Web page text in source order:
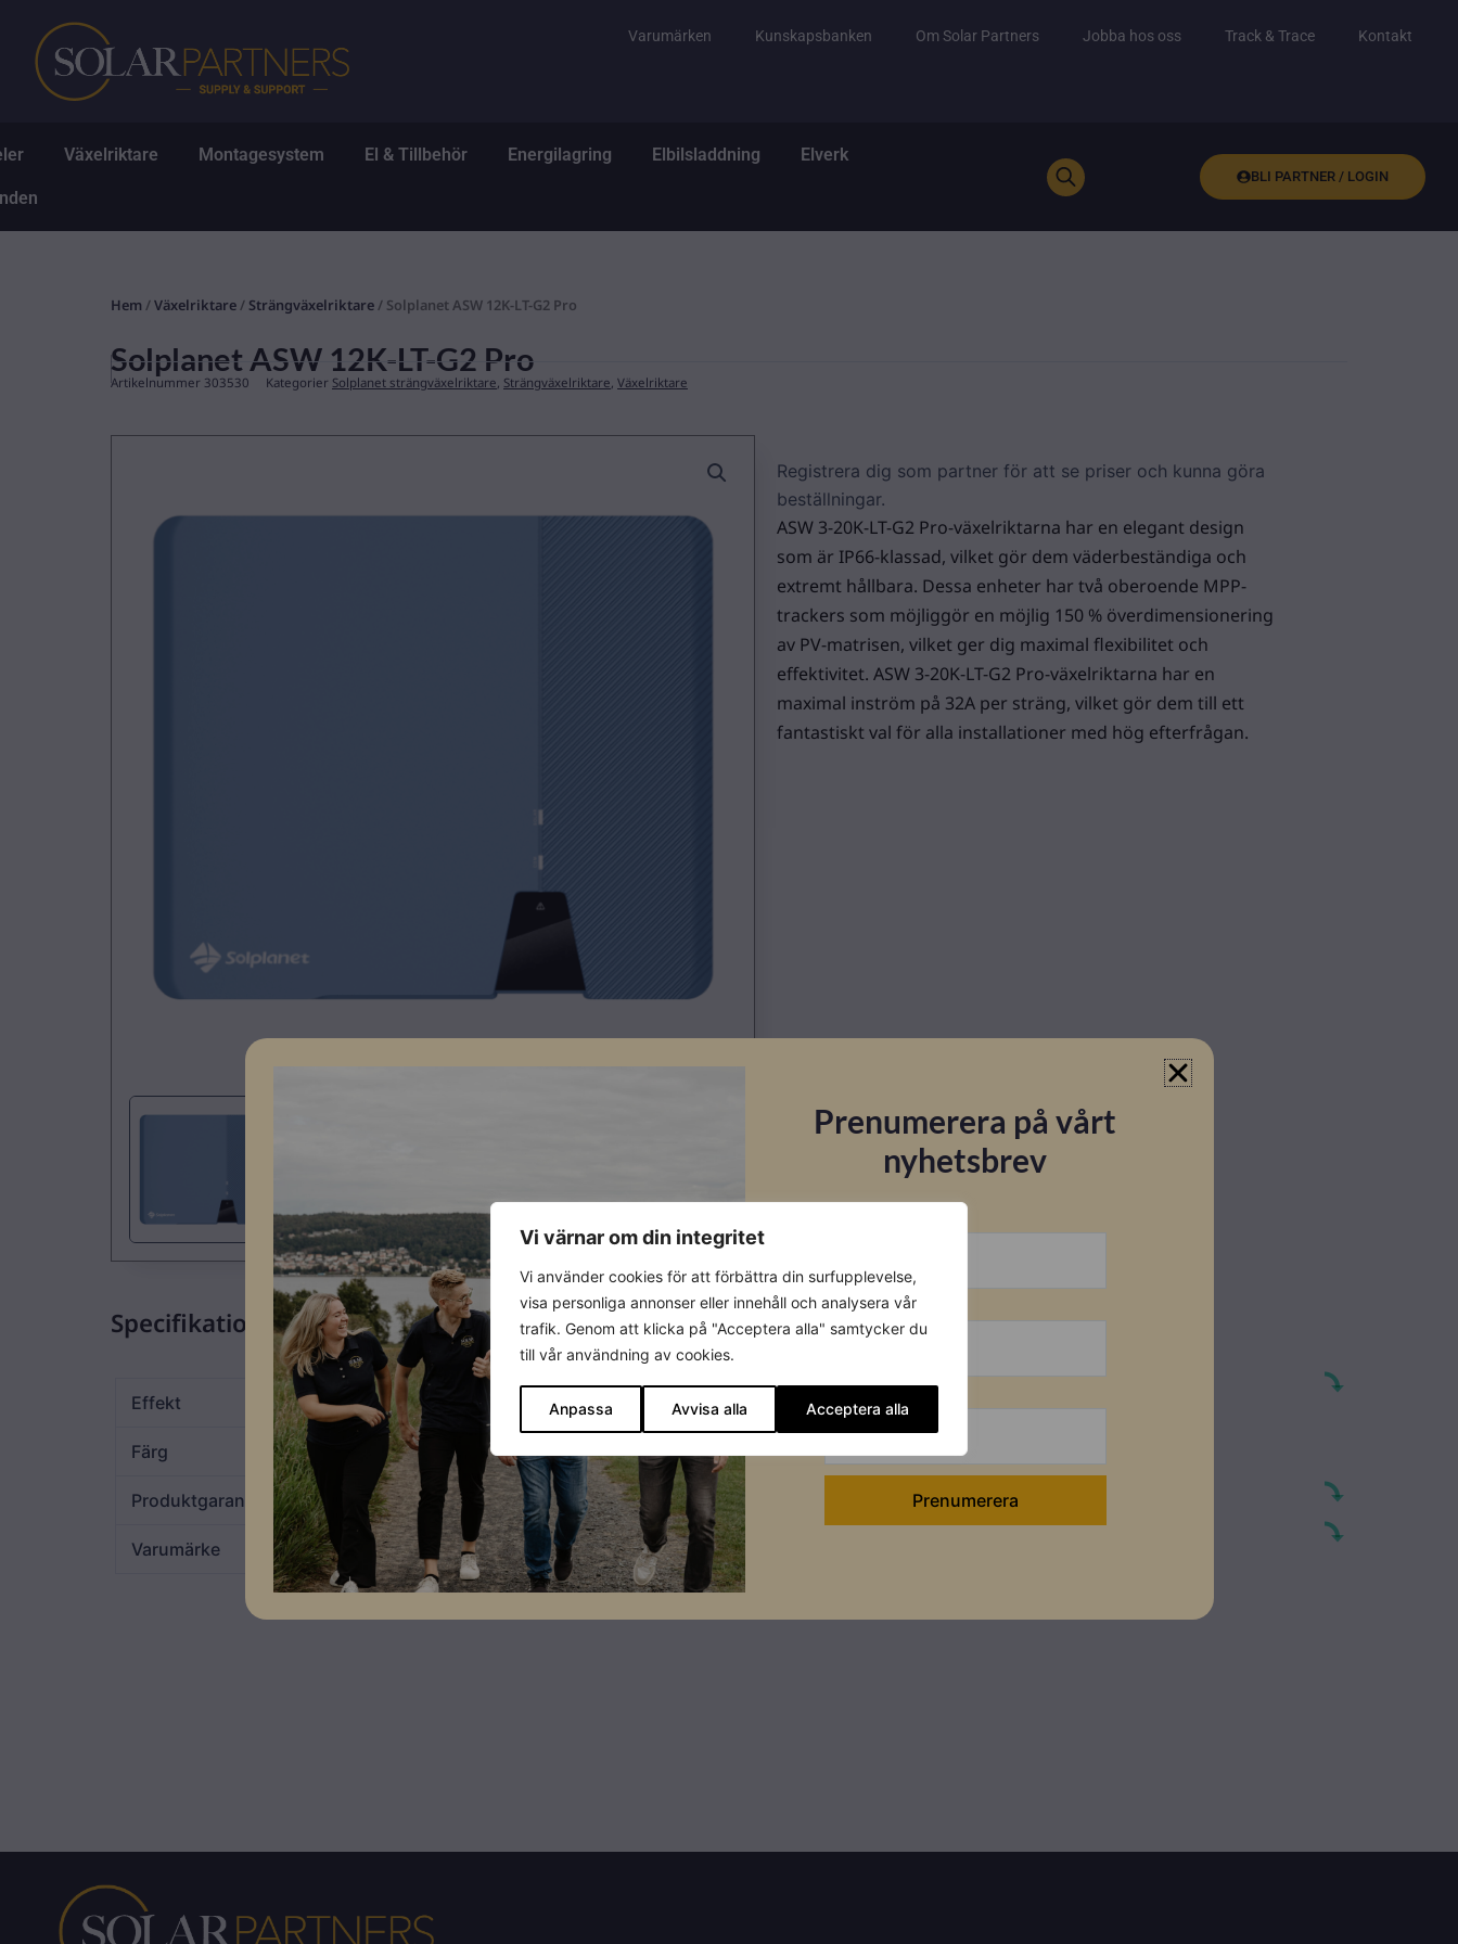
Vi värnar om din integritet
Vi använder cookies för att förbättra din surfupplevelse,
visa personliga annonser eller innehåll och analysera vår
trafik. Genom att klicka på "Acceptera alla" samtycker du
till vår användning av cookies.
Anpassa Avvisa alla Acceptera alla
innehåll
Varumärken Kunskapsbanken Om Solar Partners Jobba hos oss Track & Trace Kontakt
Öppna Solpaneler
Växelriktare Öppna Växelriktare
Montagesystem Öppna Montagesystem
El & Tillbehör Öppna El & Tillbehör
Energilagring Öppna Energilagring
Elbilsladdning Öppna Elbilsladdning
Elverk
BLI PARTNER / LOGIN
Hem /Växelriktare/ Strängväxelriktare/ Solplanet ASW 12K-LT-G2 Pro
Solplanet ASW 12K-LT-G2 Pro
Artikelnummer 303530 Kategorier Solplanet strängväxelriktare Strängväxelriktare Växelriktare
Registrera dig som partner för att se priser och kunna göra
beställningar.
ASW 3-20K-LT-G2 Pro-växelriktarna har en elegant design
som är IP66-klassad, vilket gör dem väderbeständiga och
extremt hållbara. Dessa enheter har två oberoende MPP-
trackers som möjliggör en möjlig 150 % överdimensionering
av PV-matrisen, vilket ger dig maximal flexibilitet och
effektivitet. ASW 3-20K-LT-G2 Pro-växelriktarna har en
maximal inström på 32A per sträng, vilket gör dem till ett
fantastiskt val för alla installationer med hög efterfrågan.
Specifikationer
Effekt 12kW
Färg Blå
Produktgaranti 10 år
Varumärke Solplanet
Datablad
Ladda ner
Montageanvisningar
Prenumerera på vårt
nyhetsbrev
Förnamn
Efternamn